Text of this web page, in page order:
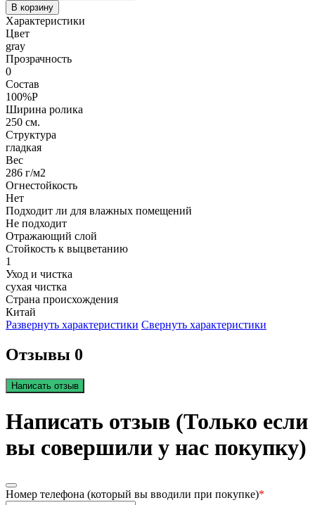
В корзину
Характеристики
Цвет
gray
Прозрачность
0
Состав
100%P
Ширина ролика
250 см.
Структура
гладкая
Вес
286 г/м2
Огнестойкость
Нет
Подходит ли для влажных помещений
Не подходит
Отражающий слой
Стойкость к выцветанию
1
Уход и чистка
сухая чистка
Страна происхождения
Китай
Развернуть характеристики Свернуть характеристики
Отзывы 0
Написать отзыв
Написать отзыв (Только если
вы совершили у нас покупку)
Номер телефона (который вы вводили при покупке)*